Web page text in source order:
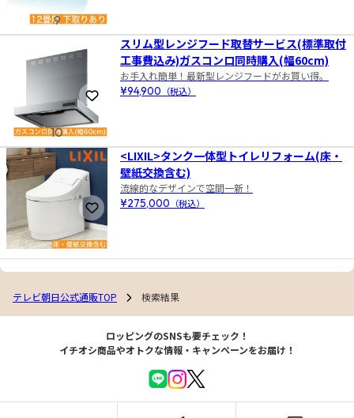
お気に入りに登録
9
スリム型レンジフード取替サービス(標準取付
工事費込み)ガスコンロ同時購入(幅60cm)
お手入れ簡単！最新型レンジフードがお買い得。
¥94,900 （税込）
お気に入りに登録
10
<LIXIL>タンク一体型トイレリフォーム(床・
壁紙交換含む)
流線的なデザインで空間一新！
¥275,000 （税込）
テレビ朝日公式通販TOP 検索結果
ロッピングのSNSも要チェック！
イチオシ商品やオトクな情報・キャンペーンをお届け！